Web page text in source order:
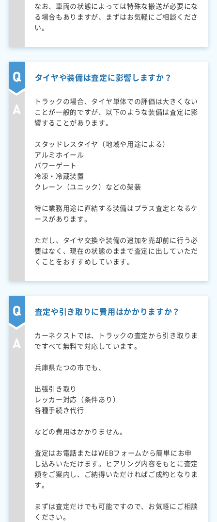
なお、車両の状態によっては特殊な搬送が必要にな
る場合もありますが、まずはお気軽にご相談くださ
い。
タイヤや装備は査定に影響しますか？
トラックの場合、タイヤ単体での評価は大きくない
ことが一般的ですが、以下のような装備は査定に影
響することがあります。
スタッドレスタイヤ（地域や用途による）
アルミホイール
パワーゲート
冷凍・冷蔵装置
クレーン（ユニック）などの架装
特に業務用途に直結する装備はプラス査定となるケ
ースがあります。
ただし、タイヤ交換や装備の追加を売却前に行う必
要はなく、現在の状態のままで査定に出していただ
くことをおすすめしています。
査定や引き取りに費用はかかりますか？
カーネクストでは、トラックの査定から引き取りま
ですべて無料で対応しています。
兵庫県たつの市でも、
出張引き取り
レッカー対応（条件あり）
各種手続き代行
などの費用はかかりません。
査定はお電話またはWEBフォームから簡単にお申
し込みいただけます。ヒアリング内容をもとに査定
額をご案内し、ご納得いただければご成約となりま
す。
まずは査定だけでも可能ですので、お気軽にご相談
ください。